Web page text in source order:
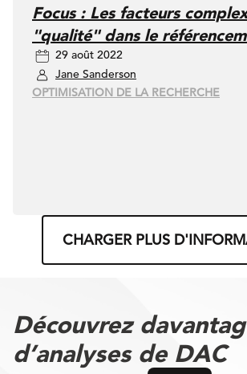
Focus : Les facteurs
"qualité" dans le
29 août 2022
Jane Sanderson
OPTIMISATION DE LA RECHERCHE
CHARGER PLUS
Découvrez
d’analyses de DAC